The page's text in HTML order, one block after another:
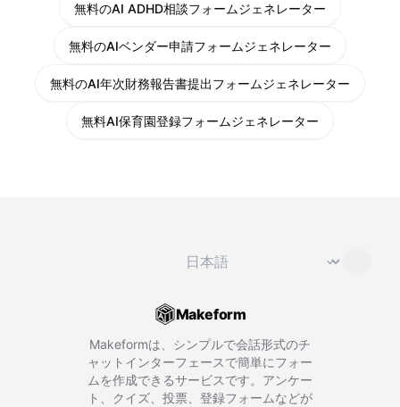
無料のAI ADHD相談フォームジェネレーター
無料のAIベンダー申請フォームジェネレーター
無料のAI年次財務報告書提出フォームジェネレーター
無料AI保育園登録フォームジェネレーター
言語を変更 ⌄
Makeform
Makeformは、シンプルで会話形式のチ
ャットインターフェースで簡単にフォー
ムを作成できるサービスです。アンケー
ト、クイズ、投票、登録フォームなどが